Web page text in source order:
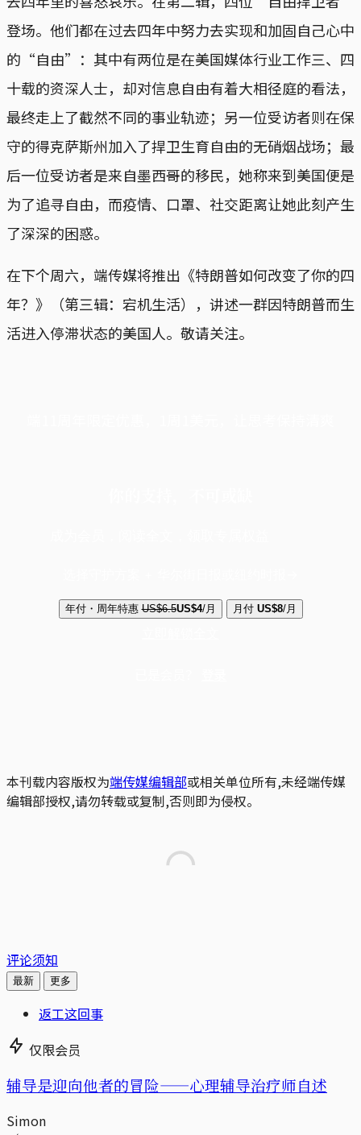
登场。他们都在过去四年中努力去实现和加固自己心中
的“自由”：其中有两位是在美国媒体行业工作三、四
十载的资深人士，却对信息自由有着大相径庭的看法，
最终走上了截然不同的事业轨迹；另一位受访者则在保
守的得克萨斯州加入了捍卫生育自由的无硝烟战场；最
后一位受访者是来自墨西哥的移民，她称来到美国便是
为了追寻自由，而疫情、口罩、社交距离让她此刻产生
了深深的困惑。
在下个周六，端传媒将推出《特朗普如何改变了你的四
年？》（第三辑：宕机生活），讲述一群因特朗普而生
活进入停滞状态的美国人。敬请关注。
年付・周年特惠 US$6.5US$4/月 月付 US$8/月
本刊载内容版权为端传媒编辑部或相关单位所有,未经端传媒
编辑部授权,请勿转载或复制,否则即为侵权。
评论须知
最新 更多
返工这回事
仅限会员
辅导是迎向他者的冒险——心理辅导治疗师自述
Simon